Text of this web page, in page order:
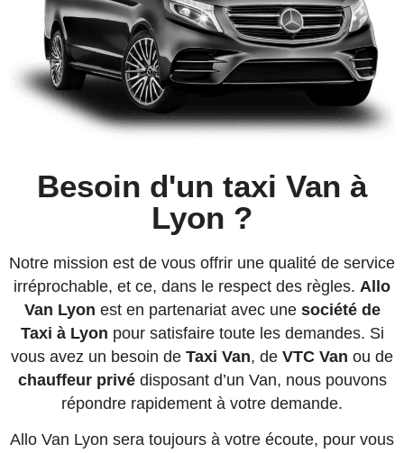
Besoin d'un taxi Van à
Lyon ?
Notre mission est de vous offrir une qualité de service
irréprochable, et ce, dans le respect des règles. Allo
Van Lyon est en partenariat avec une sociétéde
Taxi à Lyon pour satisfaire toute les demandes. Si
vous avez un besoin de Taxi Van, de VTC Van ou de
chauffeur privédisposant d’un Van, nous pouvons
répondre rapidement à votre demande.
Allo Van Lyon sera toujours à votre écoute, pour vous